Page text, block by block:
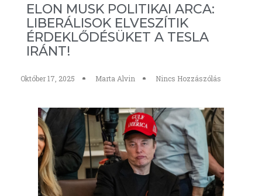
ELON MUSK POLITIKAI ARCA:
LIBERÁLISOK ELVESZÍTIK
ÉRDEKLŐDÉSÜKET A TESLA
IRÁNT!
Október 17, 2025 Marta Alvin Nincs Hozzászólás